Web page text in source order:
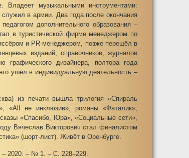
Владеет музыкальными инструментами:
в армии. Два года после окончания
дополнительного образования –
в туристической фирме менеджером по
и PR-менеджером, позже перешёл в
изданий, справочников, журналов
дизайнера, полтора года
ушёл в индивидуальную деятельность –
из печати вышла трилогия «Спираль
«All не инклюзив», романы «Фаталик»,
«Спасибо, Юра», «Социальные сети»,
Вячеслав Викторович стал финалистом
(шорт-лист). Живёт в Оренбурге.
– 2020. – № 1. – С. 228–229.